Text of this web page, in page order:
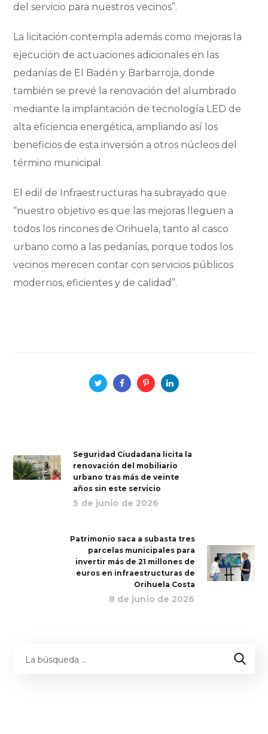
del servicio para nuestros vecinos”.
La licitación contempla además como mejoras la
ejecución de actuaciones adicionales en las
pedanías de El Badén y Barbarroja, donde
también se prevé la renovación del alumbrado
mediante la implantación de tecnología LED de
alta eficiencia energética, ampliando así los
beneficios de esta inversión a otros núcleos del
término municipal.
El edil de Infraestructuras ha subrayado que
“nuestro objetivo es que las mejoras lleguen a
todos los rincones de Orihuela, tanto al casco
urbano como a las pedanías, porque todos los
vecinos merecen contar con servicios públicos
modernos, eficientes y de calidad”.
Seguridad Ciudadana licita la
renovación del mobiliario
urbano tras más de veinte
años sin este servicio
5 de junio de 2026
Patrimonio saca a subasta tres
parcelas municipales para
invertir más de 21 millones de
euros en infraestructuras de
Orihuela Costa
8 de junio de 2026